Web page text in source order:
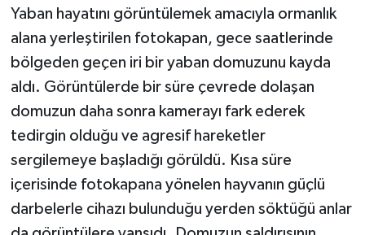
Yaban hayatını görüntülemek amacıyla ormanlık
alana yerleştirilen fotokapan, gece saatlerinde
bölgeden geçen iri bir yaban domuzunu kayda
aldı. Görüntülerde bir süre çevrede dolaşan
domuzun daha sonra kamerayı fark ederek
tedirgin olduğu ve agresif hareketler
sergilemeye başladığı görüldü. Kısa süre
içerisinde fotokapana yönelen hayvanın güçlü
darbelerle cihazı bulunduğu yerden söktüğü anlar